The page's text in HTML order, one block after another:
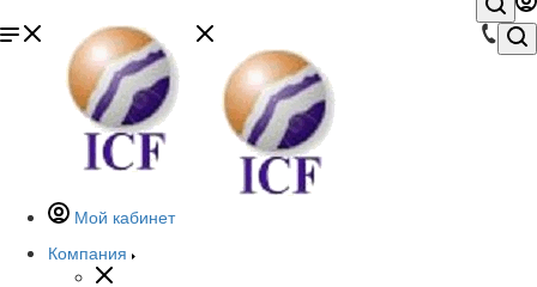
Мой кабинет
Компания